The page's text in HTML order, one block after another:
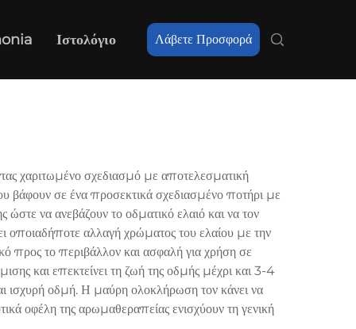
Ιστολόγιο Λάβετε Προσφορά
χαριτωμένο σχεδιασμό με αποτελεσματική
βάφουν σε ένα προσεκτικά σχεδιασμένο ποτήρι με
να ανεβάζουν το οδματικό ελαιό και να τον
οποιαδήποτε αλλαγή χρώματος του ελαίου με την
προς το περιβάλλον και ασφαλή για χρήση σε
και επεκτείνει τη ζωή της οδμής μέχρι και 3-4
ισχυρή οδμή. Η μαύρη ολοκλήρωση τον κάνει να
οφέλη της αρωμαθεραπείας ενισχύουν τη γενική